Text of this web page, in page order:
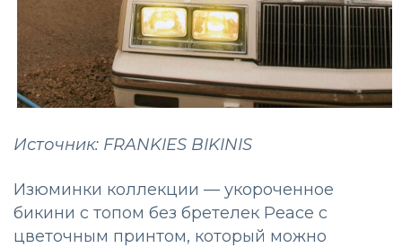
Источник: FRANKIES BIKINIS
Изюминки коллекции — укороченное
бикини с топом без бретелек Peace с
цветочным принтом, который можно